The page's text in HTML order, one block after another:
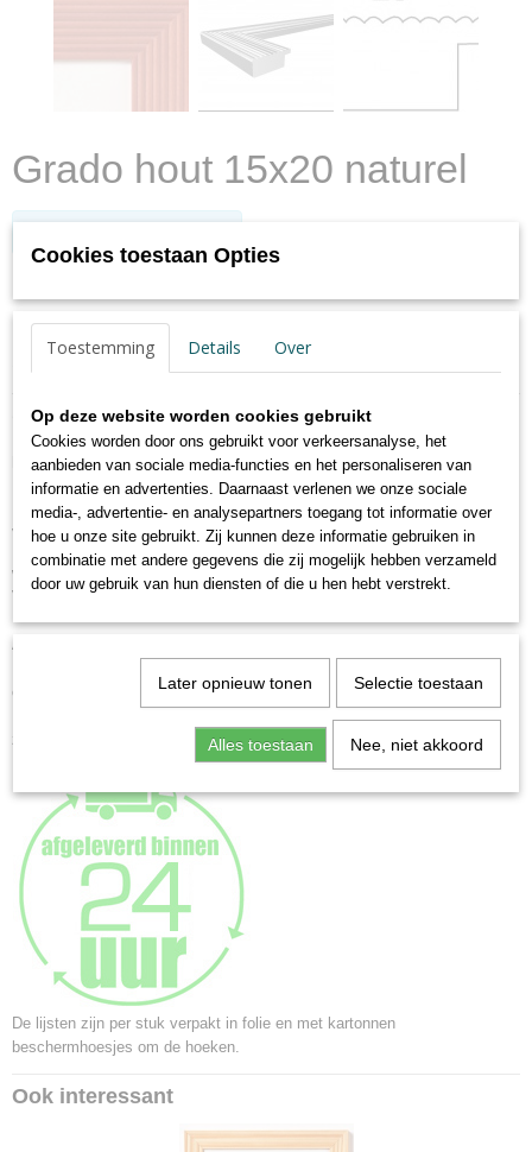
Grado hout 15x20 naturel
Specificaties
Productcode
HI520H
EAN code
4004122174331
Netto gewicht
0,35 Kg
Afmetingen (l,b,h)
24,60 x 19,70 x 1,30 cm
Omschrijving
Houten wissellijst Grado
Brede lijst met geribbeld profiel, zie afbeeldingen.
Profiel 2.8 cm breed en 1.2 cm hoog
Verkrijgbaar in 11 formaten in 8 kleuren:
wit - creme - eiken - naturel - oranje - rood - zwart - zilver
Voorzien van helder, gewassen glas
Alle formaten zijn geschikt om staand of liggend op te hangen.
cm.
zowel staand als liggend ophangen
De lijsten zijn per stuk verpakt in folie en met kartonnen
beschermhoesjes om de hoeken.
Ook interessant
Cookies toestaan Opties
Toestemming Details Over
Op deze website worden cookies gebruikt
Cookies worden door ons gebruikt voor verkeersanalyse, het
aanbieden van sociale media-functies en het personaliseren van
informatie en advertenties. Daarnaast verlenen we onze sociale
media-, advertentie- en analysepartners toegang tot informatie over
hoe u onze site gebruikt. Zij kunnen deze informatie gebruiken in
combinatie met andere gegevens die zij mogelijk hebben verzameld
door uw gebruik van hun diensten of die u hen hebt verstrekt.
Later opnieuw tonen Selectie toestaan
Alles toestaan Nee, niet akkoord